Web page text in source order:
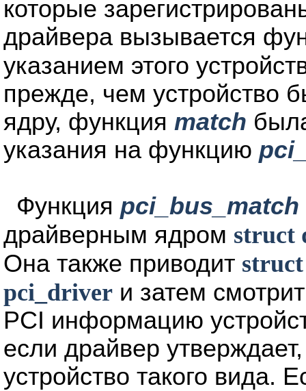
которые
драйвера вызывается
указанием этого
прежде, чем устройство
ядру, функция match
указания на функцию
Функция pci_bus_match
драйверным ядром struct
Она также приводит
pci_driver и затем
PCI информацию
если драйвер
устройство такого вида.